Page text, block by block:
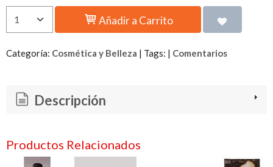
Añadir a Carrito
Categoría: Cosmética y Belleza | Tags: | Comentarios
Descripción
Productos Relacionados